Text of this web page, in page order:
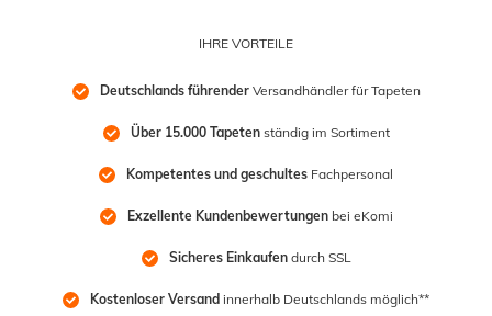
IHRE VORTEILE
Deutschlands führender Versandhändler für Tapeten
Über 15.000 Tapeten ständig im Sortiment
Kompetentes und geschultes Fachpersonal
Exzellente Kundenbewertungen bei eKomi
Sicheres Einkaufen durch SSL
Kostenloser Versand innerhalb Deutschlands möglich**